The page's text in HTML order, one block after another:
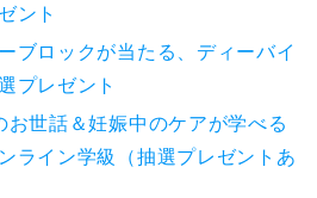
ント
ブロックが当たる、ディーバイ
プレゼント
お世話＆妊娠中のケアが学べる
ライン学級（抽選プレゼントあ